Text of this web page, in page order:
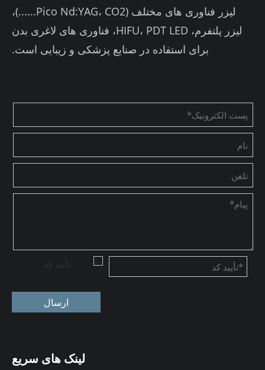
لیزر فناوری های مختلف (Pico Nd:YAG، CO2......)،
لیزر پلتفرم، HIFU، PDT LED، فناوری های لاغری بدن
برای استفاده در صنایع پزشکی و زیبایی است.
ارسال
لینک های سریع